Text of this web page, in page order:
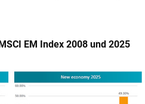
EM Index 2008 und 2025